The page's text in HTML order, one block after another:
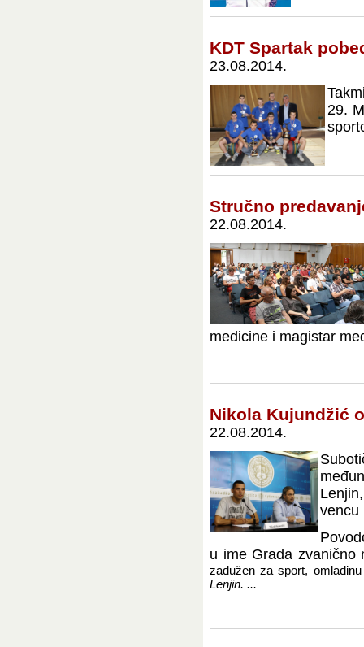
KDT Spartak
23.08.2014.
29.
Stručno
22.08.2014.
medicine i magistar
Nikola Kujundžić
22.08.2014.
vencu
u ime Grada zvanično
zadužen za sport,
Lenjin. ...